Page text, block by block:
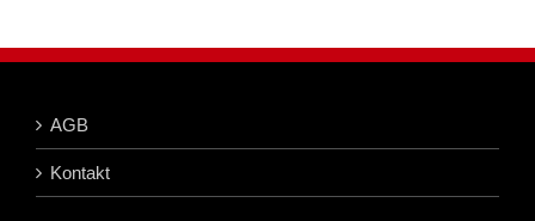
AGB
Kontakt